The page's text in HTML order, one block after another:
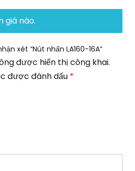
giá nào.
xét “Nút nhấn LA160-16A”
được hiển thị công khai.
được đánh dấu *